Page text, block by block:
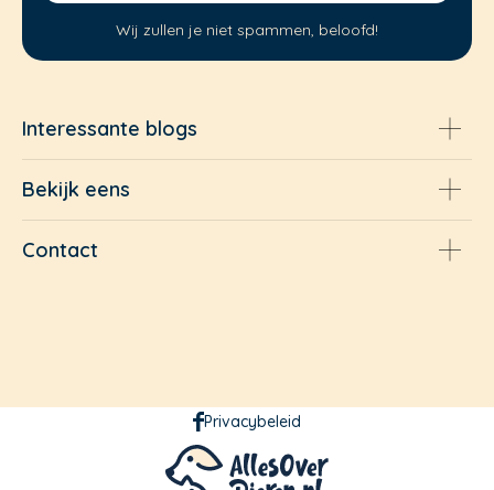
Wij zullen je niet spammen, beloofd!
Interessante blogs
Bekijk eens
Contact
Privacybeleid